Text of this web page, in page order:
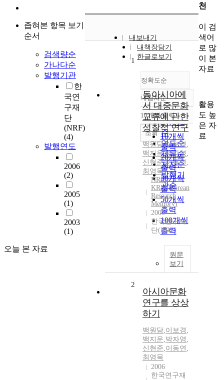
좁혀본 항목 보기
순서
검색량순
가나다순
발행기관
한
국연
구재
단
(NRF)
(4)
발행연도
2006
(2)
2005
(1)
2003
(1)
오늘 본 자료
내보내기
내책장담기
한글로보기
정확도순
정확도
순
인기도
순
연도순
제목순
저자순
발행기
관순
내림차순
내림차순
10개씩 출력
10개씩
출력
20개씩
출력
30개씩
출력
50개씩
출력
100개씩
출력
조회
1
동아시아에
서 대중문화
교류에 관한
성찰적 연구
백원담,이보경 ,
백지운,박자영 ,
신현준,이동연 ,
최영묵
NRF
KRM(Korean
Research
Memory)
2003
한국연구재
단(NRF)
원문
보기
2
아시아문화
연구를 상상
하기
백원담,이보경 ,
백지운,박자영 ,
신현준,이동연 ,
최영묵
2006
한국연구재
천
이 검
색어
로 많
이 본
자료
활용
도 높
은 자
료